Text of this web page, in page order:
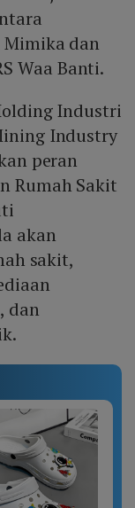
Mimika dan
Waa Banti.
Industri
Industry
peran
Rumah Sakit
akan
sakit,
dan